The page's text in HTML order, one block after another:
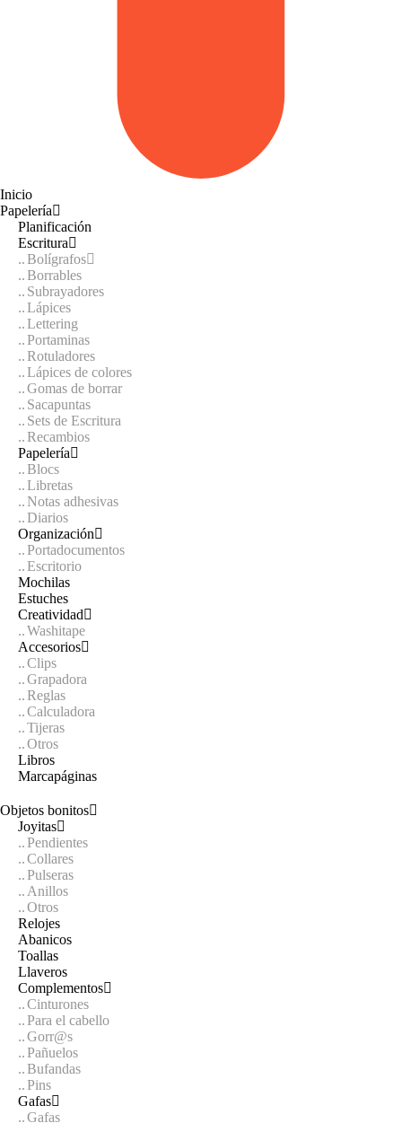
Inicio
Papelería
Planificación
Escritura
Bolígrafos
Borrables
Subrayadores
Lápices
Lettering
Portaminas
Rotuladores
Lápices de colores
Gomas de borrar
Sacapuntas
Sets de Escritura
Recambios
Papelería
Blocs
Libretas
Notas adhesivas
Diarios
Organización
Portadocumentos
Escritorio
Mochilas
Estuches
Creatividad
Washitape
Accesorios
Clips
Grapadora
Reglas
Calculadora
Tijeras
Otros
Libros
Marcapáginas
Objetos bonitos
Joyitas
Pendientes
Collares
Pulseras
Anillos
Otros
Relojes
Abanicos
Toallas
Llaveros
Complementos
Cinturones
Para el cabello
Gorr@s
Pañuelos
Bufandas
Pins
Gafas
Gafas